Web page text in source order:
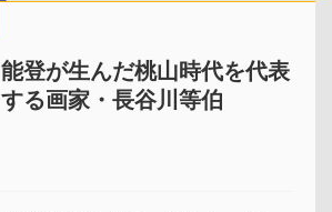
能登が生んだ桃山時代を代表
する画家・長谷川等伯